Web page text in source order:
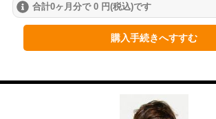
2024年
2月
7月 8月
11月
合計0ヶ月分で 0 円(税込)です
購入手続きへすすむ